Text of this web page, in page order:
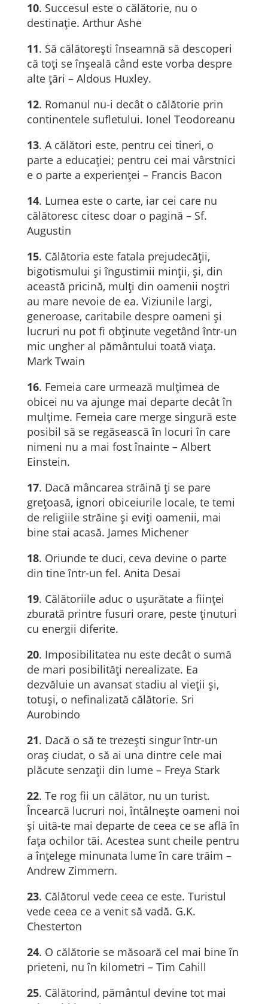
10. Succesul este o călătorie, nu o
destinație. Arthur Ashe
11. Să călătorești înseamnă să descoperi
că toți se înșeală când este vorba despre
alte țări – Aldous Huxley.
12. Romanul nu-i decât o călătorie prin
continentele sufletului. Ionel Teodoreanu
13. A călători este, pentru cei tineri, o
parte a educației; pentru cei mai vârstnici
e o parte a experienței – Francis Bacon
14. Lumea este o carte, iar cei care nu
călătoresc citesc doar o pagină – Sf.
Augustin
15. Călătoria este fatala prejudecății,
bigotismului și îngustimii minții, și, din
această pricină, mulți din oamenii noștri
au mare nevoie de ea. Viziunile largi,
generoase, caritabile despre oameni și
lucruri nu pot fi obținute vegetând într-un
mic ungher al pământului toată viața.
Mark Twain
16. Femeia care urmează mulțimea de
obicei nu va ajunge mai departe decât în
mulțime. Femeia care merge singură este
posibil să se regăsească în locuri în care
nimeni nu a mai fost înainte – Albert
Einstein.
17. Dacă mâncarea străină ți se pare
grețoasă, ignori obiceiurile locale, te temi
de religiile străine și eviți oamenii, mai
bine stai acasă. James Michener
18. Oriunde te duci, ceva devine o parte
din tine într-un fel. Anita Desai
19. Călătoriile aduc o uşurătate a fiinţei
zburată printre fusuri orare, peste ţinuturi
cu energii diferite.
20. Imposibilitatea nu este decât o sumă
de mari posibilități nerealizate. Ea
dezvăluie un avansat stadiu al vieții și,
totuși, o nefinalizată călătorie. Sri
Aurobindo
21. Dacă o să te trezești singur într-un
oraș ciudat, o să ai una dintre cele mai
plăcute senzații din lume – Freya Stark
22. Te rog fii un călător, nu un turist.
Încearcă lucruri noi, întâlnește oameni noi
și uită-te mai departe de ceea ce se află în
fața ochilor tăi. Acestea sunt cheile pentru
a înțelege minunata lume în care trăim –
Andrew Zimmern.
23. Călătorul vede ceea ce este. Turistul
vede ceea ce a venit să vadă. G.K.
Chesterton
24. O călătorie se măsoară cel mai bine în
prieteni, nu în kilometri – Tim Cahill
25. Călătorind, pământul devine tot mai